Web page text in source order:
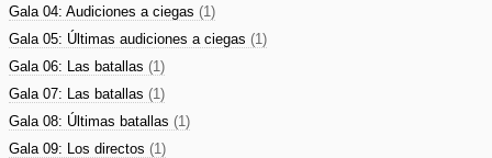
Gala 04: Audiciones a ciegas (1)
Gala 05: Últimas audiciones a ciegas (1)
Gala 06: Las batallas (1)
Gala 07: Las batallas (1)
Gala 08: Últimas batallas (1)
Gala 09: Los directos (1)